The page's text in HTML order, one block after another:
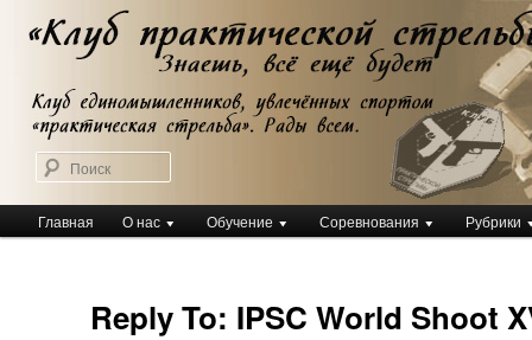
Перейти
основному
содержимому
Клуб практической стрельбы
Клуб практической стрельбы
Главное
меню
Главная О нас Обучение Соревнования Рубрики
Reply To: IPSC World Shoot